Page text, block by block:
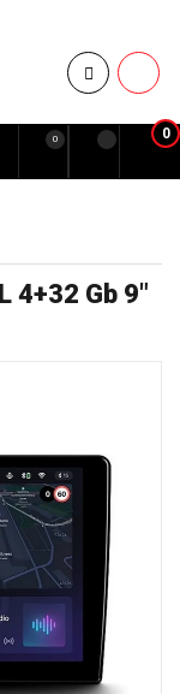
0 0
4+32 Gb 9"